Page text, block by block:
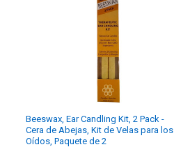
Beeswax, Ear Candling Kit, 2 Pack -
Cera de Abejas, Kit de Velas para los
Oídos, Paquete de 2